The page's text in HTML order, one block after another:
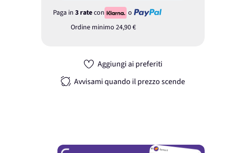
Paga in 3 ratecon
o
Ordine minimo 24,90 €
Aggiungi ai preferiti
Avvisami quando il prezzo scende